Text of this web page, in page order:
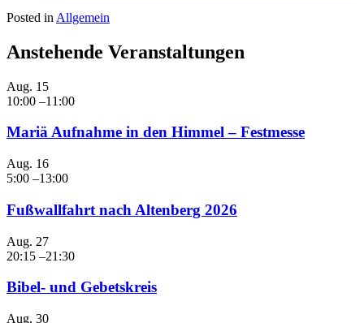
Posted in Allgemein
Anstehende Veranstaltungen
Aug. 15
10:00 –11:00
Mariä Aufnahme in den Himmel – Festmesse
Aug. 16
5:00 –13:00
Fußwallfahrt nach Altenberg 2026
Aug. 27
20:15 –21:30
Bibel- und Gebetskreis
Aug. 30